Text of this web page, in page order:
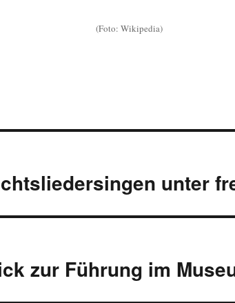
(Foto: Wikipedia)
unter
zur Führung im